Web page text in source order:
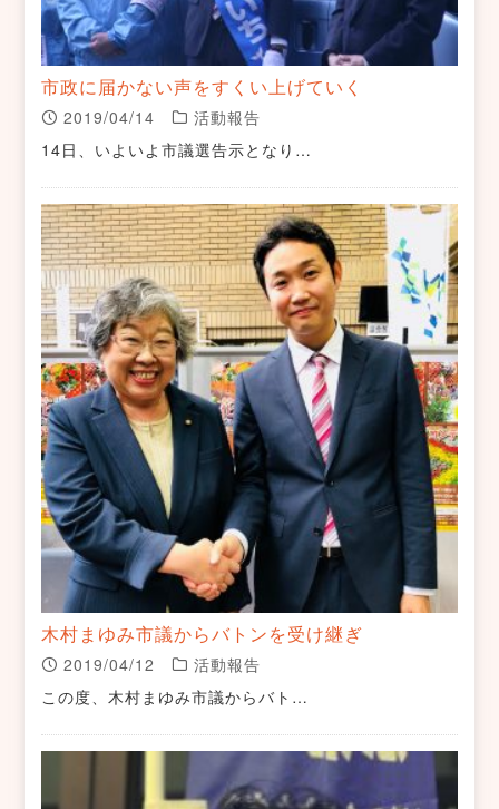
市政に届かない声をすくい上げていく
2019/04/14
活動報告
14日、いよいよ市議選告示となり…
木村まゆみ市議からバトンを受け継ぎ
2019/04/12
活動報告
この度、木村まゆみ市議からバト…